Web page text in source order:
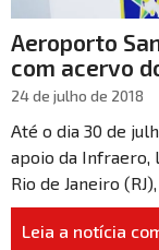
Aeroporto
com acervo
24 de julho de 2018
Até o dia 30 de
apoio da Infraero,
Rio de Janeiro
Leia a notícia